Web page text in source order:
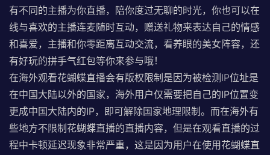
有不同的主播为你直播，陪你度过无聊的时光，你也可以在
线与喜欢的主播连麦随时互动，赠送礼物来表达自己的情感
和喜爱，主播和你零距离互动交流，看养眼的美女阵容，还
有好玩的拼手气红包等你来参与哦！
在海外观看花蝴蝶直播会有版权限制是因为被检测IP位址是
在中国大陆以外的国家， 海外用户仅需要把自己的IP位置变
更成中国大陆内的IP，即可解除国家地理限制。 而在海外有
些地方不限制花蝴蝶直播的直播内容，但是在观看直播的过
程中卡顿延迟现象非常严重，这是因为用户在使用花蝴蝶直